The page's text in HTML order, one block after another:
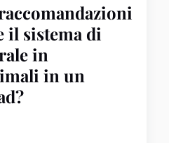
il sistema di
in
in un